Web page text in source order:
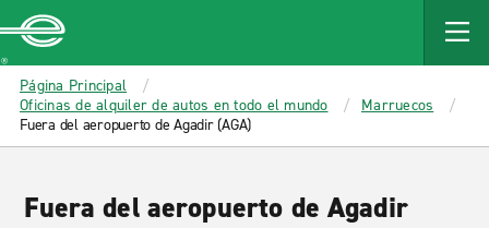
MAIN
CONTENT
Enterprise
Página Principal
Oficinas de alquiler de autos en todo el mundo
Marruecos
Fuera del aeropuerto de Agadir (AGA)
Fuera del aeropuerto de Agadir